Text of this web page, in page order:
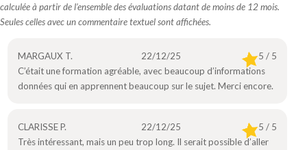
calculée à partir de l’ensemble des évaluations datant de moins de 12 mois.
Seules celles avec un commentaire textuel sont affichées.
MARGAUX T. 22/12/25
5 / 5
C’était une formation agréable, avec beaucoup d’informations
données qui en apprennent beaucoup sur le sujet. Merci encore.
CLARISSE P. 22/12/25
5 / 5
Très intéressant, mais un peu trop long. Il serait possible d’aller